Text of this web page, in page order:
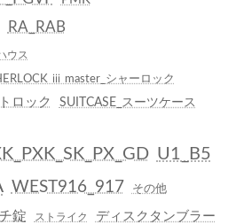
RA_RAB
ウス
ⅲ master_シャーロック
ロック
SUITCASE_スーツケース
U1_B5
WEST916_917 その他
錠 ストライク
ディスクタンブラー